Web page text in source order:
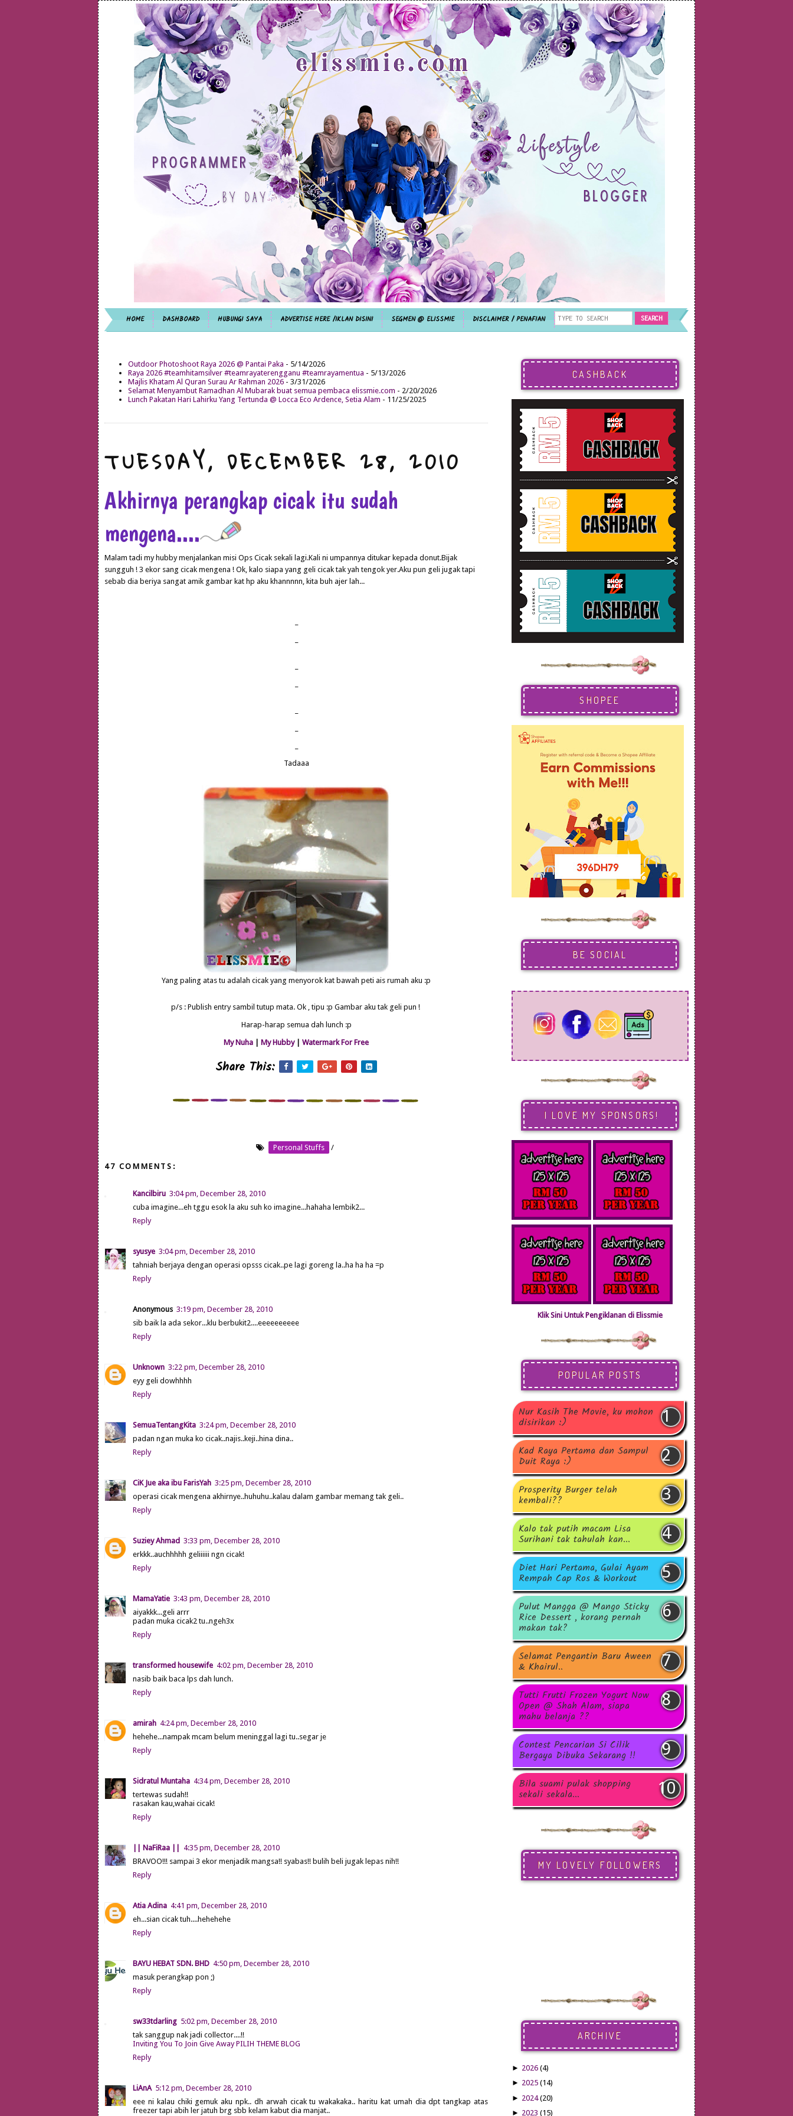
HOME DASHBOARD HUBUNGI SAYA ADVERTISE HERE /IKLAN DISINI SEGMEN @ ELISSMIE DISCLAIMER / PENAFIAN
Outdoor Photoshoot Raya 2026 @ Pantai Paka - 5/14/2026
Raya 2026 #teamhitamsilver #teamrayaterengganu #teamrayamentua - 5/13/2026
Majlis Khatam Al Quran Surau Ar Rahman 2026 - 3/31/2026
Selamat Menyambut Ramadhan Al Mubarak buat semua pembaca elissmie.com - 2/20/2026
Lunch Pakatan Hari Lahirku Yang Tertunda @ Locca Eco Ardence, Setia Alam - 11/25/2025
TUESDAY, DECEMBER 28, 2010
Akhirnya perangkap cicak itu sudah
mengena....
Malam tadi my hubby menjalankan misi Ops Cicak sekali lagi.Kali ni umpannya ditukar kepada donut.Bijak
sungguh ! 3 ekor sang cicak mengena ! Ok, kalo siapa yang geli cicak tak yah tengok yer.Aku pun geli jugak tapi
sebab dia beriya sangat amik gambar kat hp aku khannnnn, kita buh ajer lah...
Tadaaa
Yang paling atas tu adalah cicak yang menyorok kat bawah peti ais rumah aku :p
p/s : Publish entry sambil tutup mata. Ok , tipu :p Gambar aku tak geli pun !
Harap-harap semua dah lunch :p
My Nuha
My Hubby| Watermark For Free
Share This:
Personal Stuffs /
47 COMMENTS:
Kancilbiru 3:04 pm, December 28, 2010
cuba imagine...eh tggu esok la aku suh ko imagine...hahaha lembik2...
Reply
syusye 3:04 pm, December 28, 2010
tahniah berjaya dengan operasi opsss cicak..pe lagi goreng la..ha ha ha =p
Reply
Anonymous 3:19 pm, December 28, 2010
sib baik la ada sekor...klu berbukit2....eeeeeeeeee
Reply
Unknown 3:22 pm, December 28, 2010
eyy geli dowhhhh
Reply
SemuaTentangKita 3:24 pm, December 28, 2010
padan ngan muka ko cicak..najis..keji..hina dina..
Reply
CiK Jue aka ibu FarisYah 3:25 pm, December 28, 2010
operasi cicak mengena akhirnye..huhuhu..kalau dalam gambar memang tak geli..
Reply
Suziey Ahmad 3:33 pm, December 28, 2010
erkkk..auchhhhh geliiiiii ngn cicak!
Reply
MamaYatie 3:43 pm, December 28, 2010
aiyakkk...geli arrr
padan muka cicak2 tu..ngeh3x
Reply
transformed housewife 4:02 pm, December 28, 2010
nasib baik baca lps dah lunch.
Reply
amirah 4:24 pm, December 28, 2010
hehehe...nampak mcam belum meninggal lagi tu..segar je
Reply
Sidratul Muntaha 4:34 pm, December 28, 2010
tertewas sudah!!
rasakan kau,wahai cicak!
Reply
|| NaFiRaa || 4:35 pm, December 28, 2010
BRAVOO!!! sampai 3 ekor menjadik mangsa!! syabas!! bulih beli jugak lepas nih!!
Reply
Atia Adina 4:41 pm, December 28, 2010
eh...sian cicak tuh....hehehehe
Reply
BAYU HEBAT SDN. BHD 4:50 pm, December 28, 2010
masuk perangkap pon ;)
Reply
sw33tdarling 5:02 pm, December 28, 2010
tak sanggup nak jadi collector....!!
Inviting You To Join Give Away PILIH THEME BLOG
Reply
LiAnA 5:12 pm, December 28, 2010
eee ni kalau chiki gemuk aku npk.. dh arwah cicak tu wakakaka.. haritu kat umah dia dpt tangkap atas
freezer tapi abih ler jatuh brg sbb kelam kabut dia manjat..
CASHBACK
SHOPEE
BE SOCIAL
I LOVE MY SPONSORS!
Klik Sini Untuk Pengiklanan di Elissmie
POPULAR POSTS
Nur Kasih The Movie, ku mohon
disirikan :)
Kad Raya Pertama dan Sampul
Duit Raya :)
Prosperity Burger telah
kembali??
Kalo tak putih macam Lisa
Surihani tak tahulah kan...
Diet Hari Pertama, Gulai Ayam
Rempah Cap Ros & Workout
Pulut Mangga @ Mango Sticky
Rice Dessert , korang pernah
makan tak?
Selamat Pengantin Baru Aween
& Khairul..
Tutti Frutti Frozen Yogurt Now
Open @ Shah Alam, siapa
mahu belanja ??
Contest Pencarian Si Cilik
Bergaya Dibuka Sekarang !!
Bila suami pulak shopping
sekali sekala...
MY LOVELY FOLLOWERS
ARCHIVE
► 2026 (4)
► 2025 (14)
► 2024 (20)
► 2023 (15)